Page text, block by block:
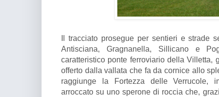
Il tracciato prosegue per sentieri e strade
Antisciana, Gragnanella, Sillicano e
caratteristico ponte ferroviario della Villetta,
offerto dalla vallata che fa da cornice allo
raggiunge la Fortezza delle Verrucole,
arroccato su uno sperone di roccia che,